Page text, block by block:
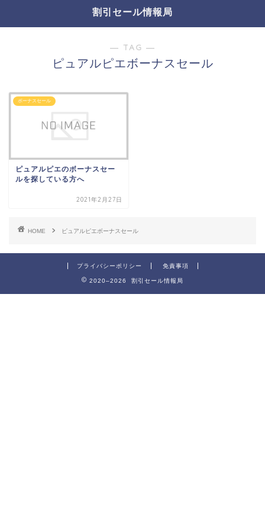
割引セール情報局
― TAG ―
ピュアルピエボーナスセール
ボーナスセール
ピュアルピエのボーナスセー
ルを探している方へ
2021年2月27日
HOME ピュアルピエボーナスセール
プライバシーポリシー 免責事項
2020–2026 割引セール情報局